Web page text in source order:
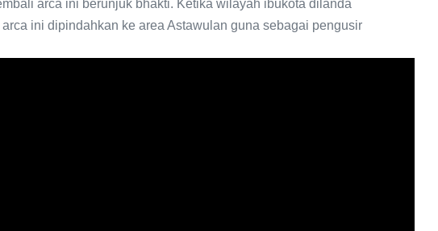
arca ini berunjuk bhakti. Ketika wilayah ibukota dilanda
ini dipindahkan ke area Astawulan guna sebagai pengusir